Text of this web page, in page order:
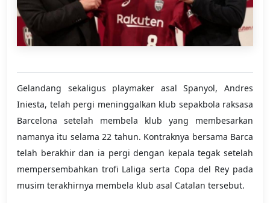
Gelandang sekaligus playmaker asal Spanyol, Andres
Iniesta, telah pergi meninggalkan klub sepakbola raksasa
Barcelona setelah membela klub yang membesarkan
namanya itu selama 22 tahun. Kontraknya bersama Barca
telah berakhir dan ia pergi dengan kepala tegak setelah
mempersembahkan trofi Laliga serta Copa del Rey pada
musim terakhirnya membela klub asal Catalan tersebut.